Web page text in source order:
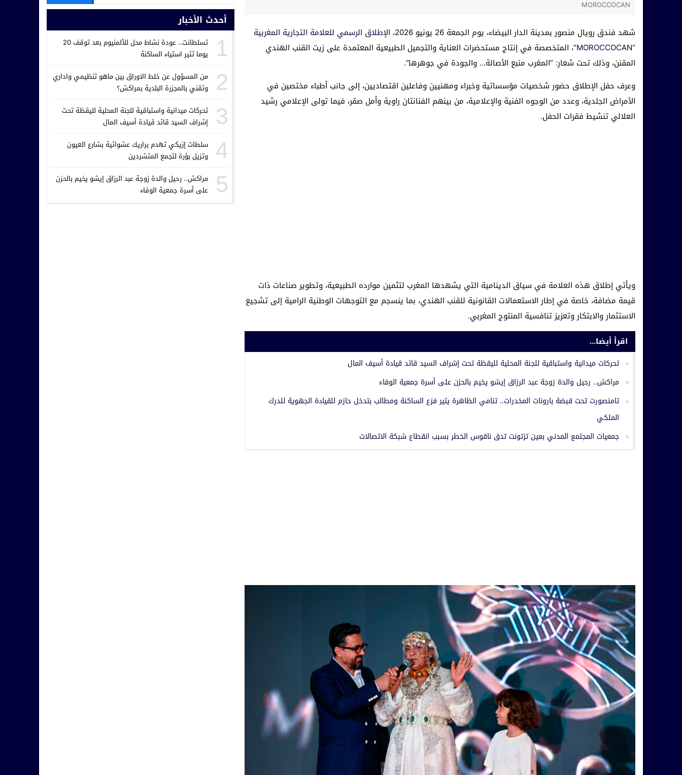
MOROCCOCAN
شهد فندق رويال منصور بمدينة الدار البيضاء، يوم الجمعة 26 يونيو 2026،
الإطلاق الرسمي للعلامة التجارية المغربية
“MOROCCOCAN”
، المتخصصة في إنتاج مستحضرات العناية والتجميل الطبيعية المعتمدة على زيت القنب الهندي
المقنن، وذلك تحت شعار: “المغرب منبع الأصالة… والجودة في جوهرها”.
وعرف حفل الإطلاق حضور شخصيات مؤسساتية وخبراء ومهنيين وفاعلين اقتصاديين، إلى جانب أطباء مختصين في
الأمراض الجلدية، وعدد من الوجوه الفنية والإعلامية، من بينهم الفنانتان راوية وأمل صقر، فيما تولى الإعلامي رشيد
العلالي تنشيط فقرات الحفل.
ويأتي إطلاق هذه العلامة في سياق الدينامية التي يشهدها المغرب لتثمين موارده الطبيعية، وتطوير صناعات ذات
قيمة مضافة، خاصة في إطار الاستعمالات القانونية للقنب الهندي، بما ينسجم مع التوجهات الوطنية الرامية إلى تشجيع
الاستثمار والابتكار وتعزيز تنافسية المنتوج المغربي.
اقرأ أيضا...
تحركات ميدانية واستباقية للجنة المحلية لليقظة تحت إشراف السيد قائد قيادة أسيف المال
مراكش.. رحيل والدة زوجة عبد الرزاق إيشو يخيم بالحزن على أسرة جمعية الوفاء
تامنصورت تحت قبضة بارونات المخدرات.. تنامي الظاهرة يثير فزع الساكنة ومطالب بتدخل حازم للقيادة الجهوية للدرك
الملكي
جمعيات المجتمع المدني بعين تزتونت تدق ناقوس الخطر بسبب انقطاع شبكة الاتصالات
أحدث الأخبار
1
تسلطانت.. عودة نشاط محل للألمنيوم بعد توقف 20
يوما تثير استياء الساكنة
2
من المسؤول عن خلط الاوراق بين ماهو تنظيمي واداري
وثقني بالمجزرة البلدية بمراكش؟
3
تحركات ميدانية واستباقية للجنة المحلية لليقظة تحت
إشراف السيد قائد قيادة أسيف المال
4
سلطات إزيكي تهدم براريك عشوائية بشارع العيون
وتزيل بؤرة لتجمع المتشردين
5
مراكش.. رحيل والدة زوجة عبد الرزاق إيشو يخيم بالحزن
على أسرة جمعية الوفاء